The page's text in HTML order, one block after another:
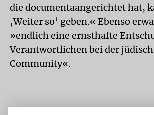
die documentaangerichtet hat,
‚Weiter so‘ geben.« Ebenso
»endlich eine ernsthafte
Verantwortlichen bei der
Community«.